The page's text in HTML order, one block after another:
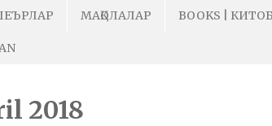
МАҚОЛАЛАР BOOKS |
2018